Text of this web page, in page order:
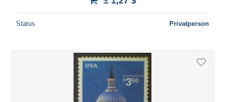
Status Privatperson